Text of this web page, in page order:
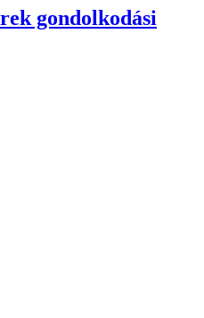
gondolkodási